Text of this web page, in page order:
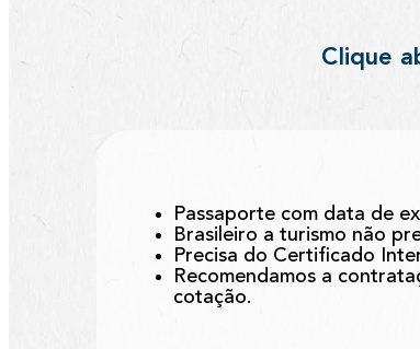
Clique
Passaporte com data de
Brasileiro a turismo não
Precisa do Certificado
Recomendamos a
cotação.